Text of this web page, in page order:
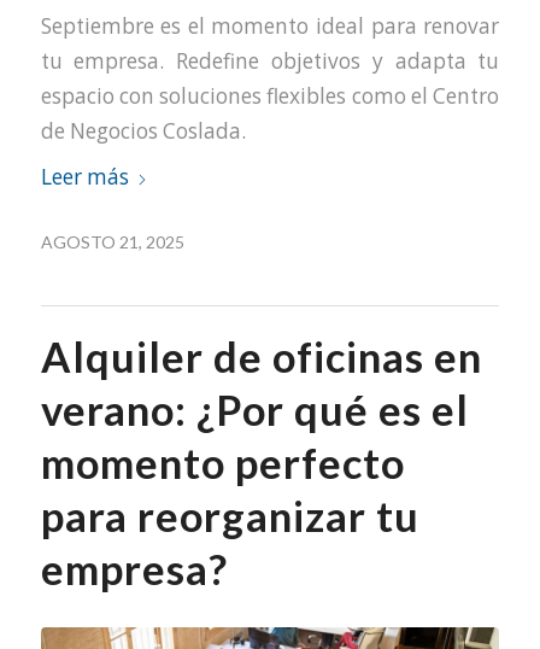
Septiembre es el momento ideal para renovar
tu empresa. Redefine objetivos y adapta tu
espacio con soluciones flexibles como el Centro
de Negocios Coslada.
Leer más
AGOSTO 21, 2025
Alquiler de oficinas en
verano: ¿Por qué es el
momento perfecto
para reorganizar tu
empresa?